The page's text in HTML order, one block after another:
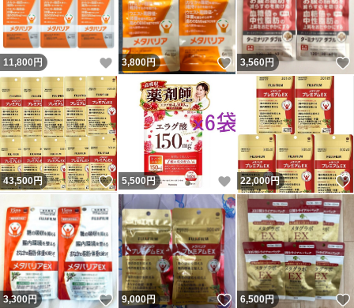
11,800 円 いいね！
3,800円 いいね！
3,560円
43,500円 いいね！
5,500円 いいね！
22,000円
3,300円 いいね！
9,000円 いいね！
6,500円